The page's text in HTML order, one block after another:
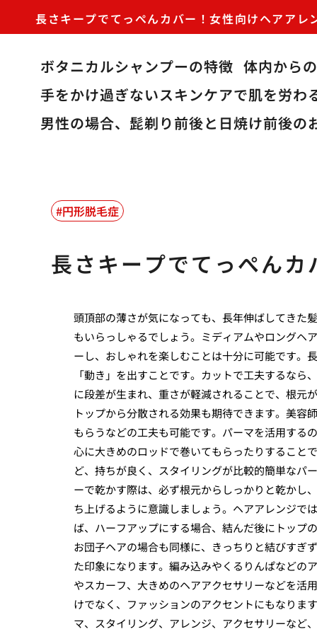
長さキープでてっぺんカバー！女性向けヘアアレ
ボタニカルシャンプーの特徴 体内から
手をかけ過ぎないスキンケアで肌を労わ
男性の場合、髭剃り前後と日焼け前後
円形脱毛症
長さキープでてっぺん
頭頂部の薄さが気になっても、長年伸ばしてきた
もいらっしゃるでしょう。ミディアムやロングヘ
ーし、おしゃれを楽しむことは十分に可能です。
「動き」を出すことです。カットで工夫するな
に段差が生まれ、重さが軽減されることで、根元
トップから分散される効果も期待できます。美
もらうなどの工夫も可能です。パーマを活用する
心に大きめのロッドで巻いてもらったりすること
ど、持ちが良く、スタイリングが比較的簡単なパ
ーで乾かす際は、必ず根元からしっかりと乾かし
ち上げるように意識しましょう。ヘアアレンジで
ば、ハーフアップにする場合、結んだ後にトップ
お団子ヘアの場合も同様に、きっちりと結びすぎ
た印象になります。編み込みやくるりんぱなどの
やスカーフ、大きめのヘアアクセサリーなどを活
けでなく、ファッションのアクセントにもなりま
マ、スタイリング、アレンジ、アクセサリーなど